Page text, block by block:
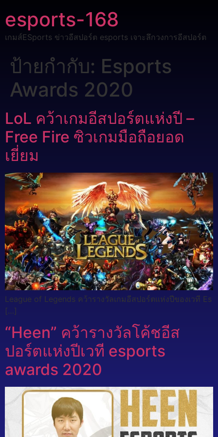
esports-168
เกมส์ESports ข่าวอีสปอร์ต esports เจาะลึกวงการอีสปอร์ต
ป้ายกำกับ: Esports
Awards 2020
LoL คว้าเกมอีสปอร์ตแห่งปี –
Free Fire ซิวเกมมือถือยอด
เยี่ยม
League of Legends คว้ารางวัลเกมอีสปอร์ตแห่งปีของเวที Es
[…]
“Heen” คว้ารางวัลโค้ชอีส
ปอร์ตแห่งปีเวที esports
awards 2020